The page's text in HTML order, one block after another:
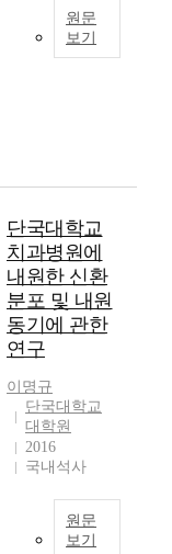
고
s
원문
보기
단국대학교
치과병원에
내원한 신환
분포 및 내원
동기에 관한
연구
이명규
단국대학교
대학원
2016
국내석사
원문
보기